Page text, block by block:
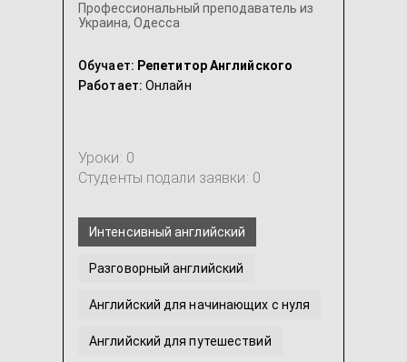
Профессиональный преподаватель из
Украина, Одесcа
Обучает: Репетитор Английского
Работает: Онлайн
Уроки: 0
Студенты подали заявки: 0
Интенсивный английский
Разговорный английский
Английский для начинающих с нуля
Английский для путешествий